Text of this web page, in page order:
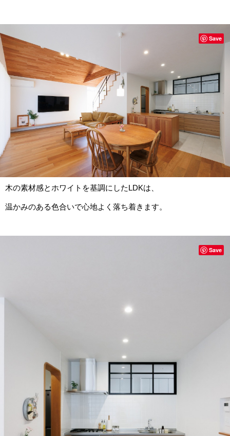
木の素材感とホワイトを基調にしたLDKは、
温かみのある色合いで心地よく落ち着きます。
Save
Save